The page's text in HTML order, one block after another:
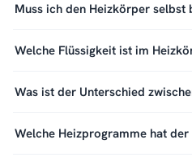
Muss ich den Heizkörper selbst
Welche Flüssigkeit ist im
Was ist der Unterschied
Welche Heizprogramme hat der